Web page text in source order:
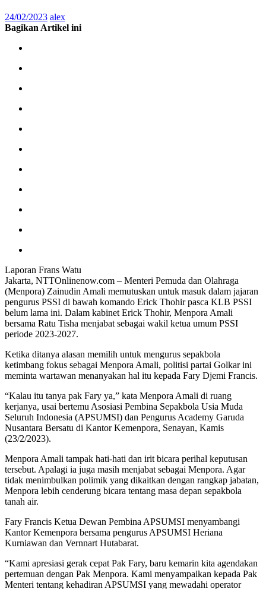
24/02/2023 alex
Bagikan Artikel ini
Laporan Frans Watu
Jakarta, NTTOnlinenow.com – Menteri Pemuda dan Olahraga
(Menpora) Zainudin Amali memutuskan untuk masuk dalam jajaran
pengurus PSSI di bawah komando Erick Thohir pasca KLB PSSI
belum lama ini. Dalam kabinet Erick Thohir, Menpora Amali
bersama Ratu Tisha menjabat sebagai wakil ketua umum PSSI
periode 2023-2027.
Ketika ditanya alasan memilih untuk mengurus sepakbola
ketimbang fokus sebagai Menpora Amali, politisi partai Golkar ini
meminta wartawan menanyakan hal itu kepada Fary Djemi Francis.
“Kalau itu tanya pak Fary ya,” kata Menpora Amali di ruang
kerjanya, usai bertemu Asosiasi Pembina Sepakbola Usia Muda
Seluruh Indonesia (APSUMSI) dan Pengurus Academy Garuda
Nusantara Bersatu di Kantor Kemenpora, Senayan, Kamis
(23/2/2023).
Menpora Amali tampak hati-hati dan irit bicara perihal keputusan
tersebut. Apalagi ia juga masih menjabat sebagai Menpora. Agar
tidak menimbulkan polimik yang dikaitkan dengan rangkap jabatan,
Menpora lebih cenderung bicara tentang masa depan sepakbola
tanah air.
Fary Francis Ketua Dewan Pembina APSUMSI menyambangi
Kantor Kemenpora bersama pengurus APSUMSI Heriana
Kurniawan dan Vernnart Hutabarat.
“Kami apresiasi gerak cepat Pak Fary, baru kemarin kita agendakan
pertemuan dengan Pak Menpora. Kami menyampaikan kepada Pak
Menteri tentang kehadiran APSUMSI yang mewadahi operator